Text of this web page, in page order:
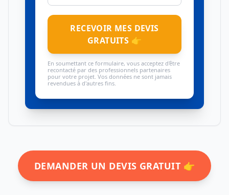
RECEVOIR MES DEVIS
GRATUITS 👉
En soumettant ce formulaire, vous acceptez d'être
recontacté par des professionnels partenaires
pour votre projet. Vos données ne sont jamais
revendues à d'autres fins.
DEMANDER UN DEVIS GRATUIT 👉